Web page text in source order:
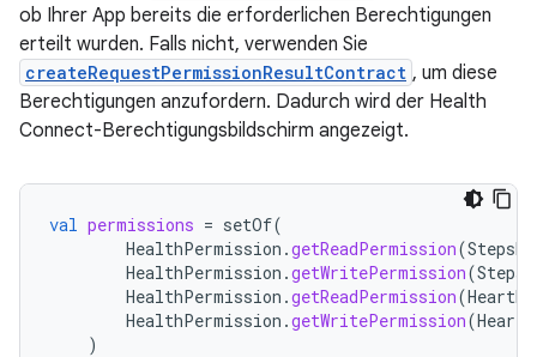
ob Ihrer App bereits die erforderlichen Berechtigungen
erteilt wurden. Falls nicht, verwenden Sie
createRequestPermissionResultContract , um diese
Berechtigungen anzufordern. Dadurch wird der Health
Connect-Berechtigungsbildschirm angezeigt.
val permissions = setOf(
HealthPermission .getReadPermission(
HealthPermission .getWritePermission(
HealthPermission .getReadPermission(
HealthPermission .getWritePermission(
)